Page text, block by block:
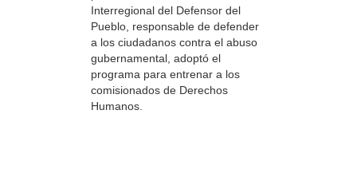
Interregional del Defensor del
Pueblo, responsable de defender
a los ciudadanos contra el abuso
gubernamental, adoptó el
programa para entrenar a los
comisionados de Derechos
Humanos.